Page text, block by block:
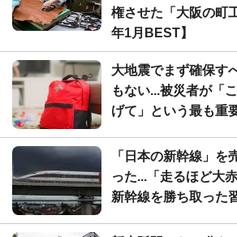
権させた「大阪の町
年1月BEST】
大地震でまず確保す
もない...被災者が「
げて」という最も重
「日本の新幹線」を
った...「走るほど大
新幹線を勝ち取った